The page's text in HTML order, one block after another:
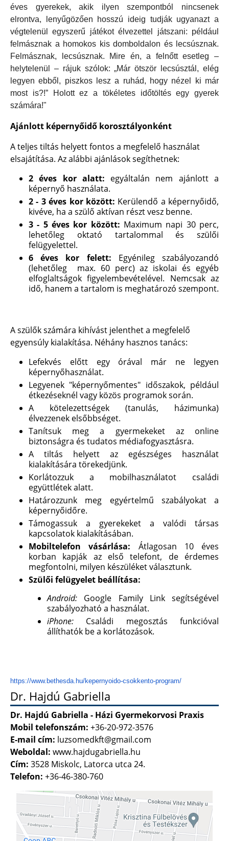
éves gyerekek, akik ilyen szempontból nincsenek
elrontva, lenyűgözően hosszú ideig tudják ugyanazt a
végtelenül egyszerű játékot élvezettel játszani: például
felmásznak a homokos kis domboldalon és lecsúsznak.
Felmásznak, lecsúsznak. Mire én, a felnőtt esetleg –
helytelenül – rájuk szólok: „Már ötször lecsúsztál, elég
legyen ebből, piszkos lesz a ruhád, hogy nézel ki már
most is?!” Holott ez a tökéletes időtöltés egy gyerek
számára!"
Ajánlott képernyőidő korosztályonként
A teljes tiltás helyett fontos a megfelelő használat
elsajátítása. Az alábbi ajánlások segíthetnek:
2 éves kor alatt: egyáltalán nem ajánlott a
képernyő használata.
2 - 3 éves kor között: Kerülendő a képernyőidő,
kivéve, ha a szülő aktívan részt vesz benne.
3 - 5 éves kor között: Maximum napi 30 perc,
lehetőleg oktató tartalommal és szülői
felügyelettel.
6 éves kor felett: Egyénileg szabályozandó
(lehetőleg max. 60 perc) az iskolai és egyéb
elfoglaltságok figyelembevételével. Nemcsak az
idő, hanem a tartalom is meghatározó szempont.
A szülők számára kihívást jelenthet a megfelelő
egyensúly kialakítása. Néhány hasznos tanács:
Lefekvés előtt egy órával már ne legyen
képernyőhasználat.
Legyenek "képernyőmentes" időszakok, például
étkezéseknél vagy közös programok során.
A kötelezettségek (tanulás, házimunka)
élvezzenek elsőbbséget.
Tanítsuk meg a gyermekeket az online
biztonságra és tudatos médiafogyasztásra.
A tiltás helyett az egészséges használat
kialakítására törekedjünk.
Korlátozzuk a mobilhasználatot családi
együttlétek alatt.
Határozzunk meg egyértelmű szabályokat a
képernyőidőre.
Támogassuk a gyerekeket a valódi társas
kapcsolatok kialakításában.
Mobiltelefon vásárlása: Átlagosan 10 éves
korban kapják az első telefont, de érdemes
megfontolni, milyen készüléket választunk.
Szülői felügyelet beállítása:
Android: Google Family Link segítségével
szabályozható a használat.
iPhone: Családi megosztás funkcióval
állíthatók be a korlátozások.
https://www.bethesda.hu/kepernyoido-csokkento-program/
Dr. Hajdú Gabriella
Dr. Hajdú Gabriella - Házi Gyermekorvosi Praxis
Mobil telefonszám: +36-20-972-3576
E-mail cím: luzsomedkft@gmail.com
Weboldal: www.hajdugabriella.hu
Cím: 3528 Miskolc, Latorca utca 24.
Telefon: +36-46-380-760